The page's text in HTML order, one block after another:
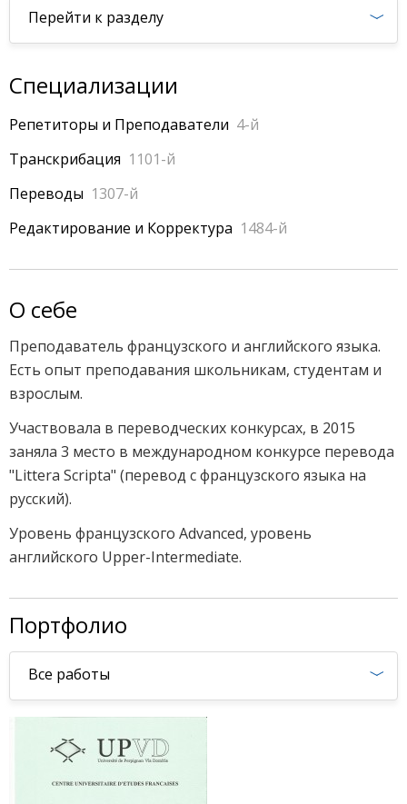
Перейти к разделу
Специализации
Репетиторы и Преподаватели 4-й
Транскрибация 1101-й
Переводы 1307-й
Редактирование и Корректура 1484-й
О себе
Преподаватель французского и английского языка.
Есть опыт преподавания школьникам, студентам и
взрослым.
Участвовала в переводческих конкурсах, в 2015
заняла 3 место в международном конкурсе перевода
"Littera Scripta" (перевод с французского языка на
русский).
Уровень французского Advanced, уровень
английского Upper-Intermediate.
Портфолио
Все работы